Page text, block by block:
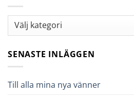
Kategorier
SENASTE INLÄGGEN
Till alla mina nya vänner